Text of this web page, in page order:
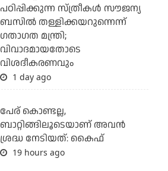
പഠിപ്പിക്കുന്ന സ്ത്രീകള്‍ സൗജന്യ
ബസില്‍ തള്ളിക്കയറുന്നെന്ന്
ഗതാഗത മന്ത്രി;
വിവാദമായതോടെ
വിശദീകരണവും
1 day ago
പേര് കൊണ്ടല്ല,
ബാറ്റിങ്ങിലൂടെയാണ് അവൻ
ശ്രദ്ധ നേടിയത്: കൈഫ്
19 hours ago